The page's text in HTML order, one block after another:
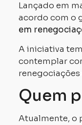
Lançado em
acordo com o
em
A iniciativa
contemplar
Quem
Atualmente, o